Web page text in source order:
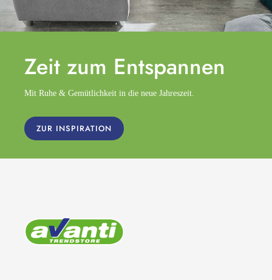
Zeit zum Entspannen
Mit Ruhe & Gemütlichkeit in die neue Jahreszeit.
ZUR INSPIRATION